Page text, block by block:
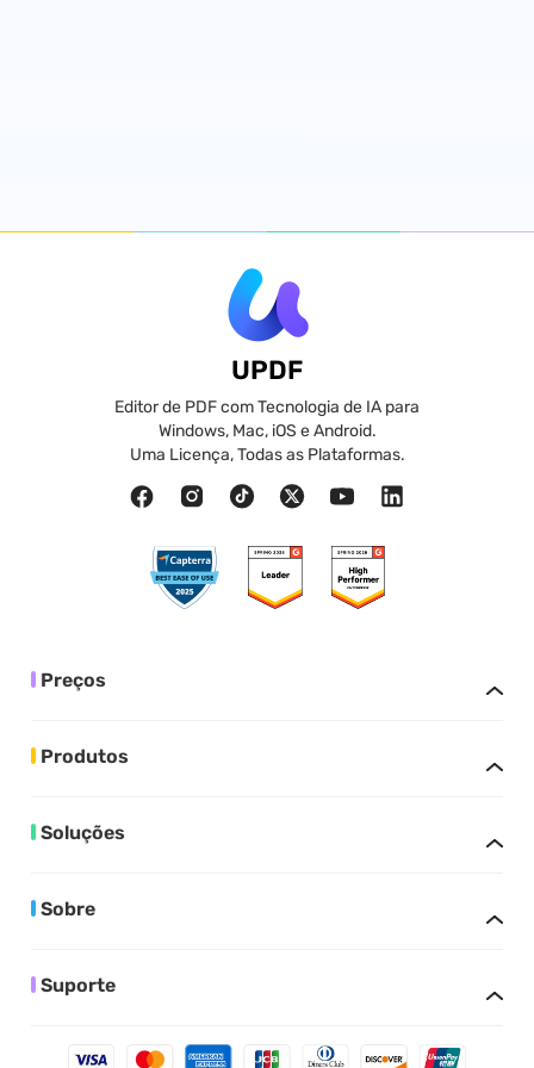
UPDF
Editor de PDF com Tecnologia de IA para
Windows, Mac, iOS e Android.
Uma Licença, Todas as Plataformas.
Preços
Produtos
Soluções
Sobre
Suporte